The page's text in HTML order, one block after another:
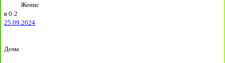
Женис
в 0:2
25.09.2024
Дома